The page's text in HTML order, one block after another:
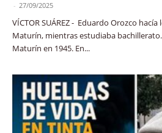
- 27/09/2025
VÍCTOR SUÁREZ - Eduardo Orozco
Maturín, mientras estudiaba
Maturín en 1945. En...